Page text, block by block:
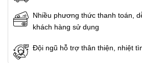
Nhiều phương thức thanh toán,
khách hàng sử dụng
Đội ngũ hỗ trợ thân thiện, nhiệt